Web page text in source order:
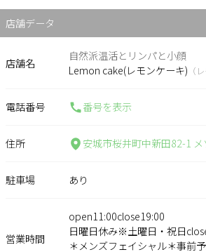
店舗データ
店舗名
自然派温活とリンパと小顔
Lemon cake(レモンケーキ) （
電話番号 番号を表示
住所 安城市桜井町中新田82-1
駐車場 あり
営業時間
open11:00close19:00
日曜日休み※土曜日・祝日
＊メンズフェイシャル＊事前